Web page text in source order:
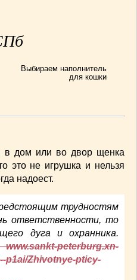
Выбираем наполнитель
для кошки
в дом или во двор щенка
это не игрушка и нельзя
надоест.
трудностям
ответственности, то
дуга и охранника.
www.sankt-peterburg.xn-
p1ai/Zhivotnye-pticy-